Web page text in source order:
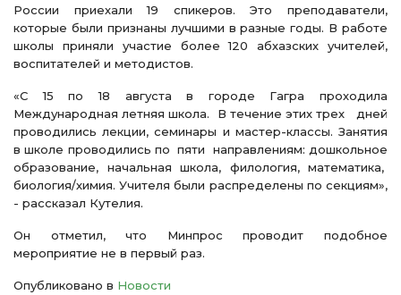
России приехали 19 спикеров. Это преподаватели,
которые были признаны лучшими в разные годы. В работе
школы приняли участие более 120 абхазских учителей,
воспитателей и методистов.
«С 15 по 18 августа в городе Гагра проходила
Международная летняя школа. В течение этих трех дней
проводились лекции, семинары и мастер-классы. Занятия
в школе проводились по пяти направлениям: дошкольное
образование, начальная школа, филология, математика,
биология/химия. Учителя были распределены по секциям»,
- рассказал Кутелия.
Он отметил, что Минпрос проводит подобное
мероприятие не в первый раз.
Опубликовано в Новости